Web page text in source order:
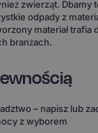
zwierząt. Dbamy
odpady z
materiał trafia
branżach.
– napisz lub
z wyborem